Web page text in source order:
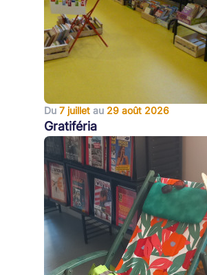
Du 7 juillet au 29 août 2026
Gratiféria